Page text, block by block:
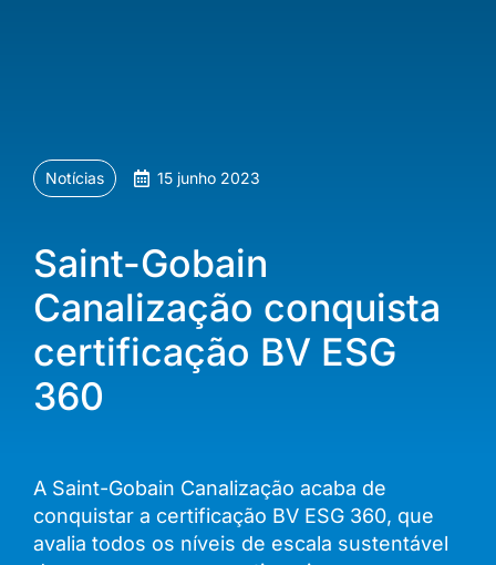
Notícias 15 junho 2023
Saint-Gobain
Canalização conquista
certificação BV ESG
360
A Saint-Gobain Canalização acaba de
conquistar a certificação BV ESG 360, que
avalia todos os níveis de escala sustentável